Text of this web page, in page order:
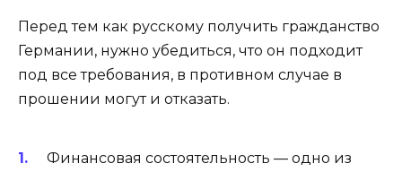
Перед тем как русскому получить гражданство
Германии, нужно убедиться, что он подходит
под все требования, в противном случае в
прошении могут и отказать.
Финансовая состоятельность — одно из